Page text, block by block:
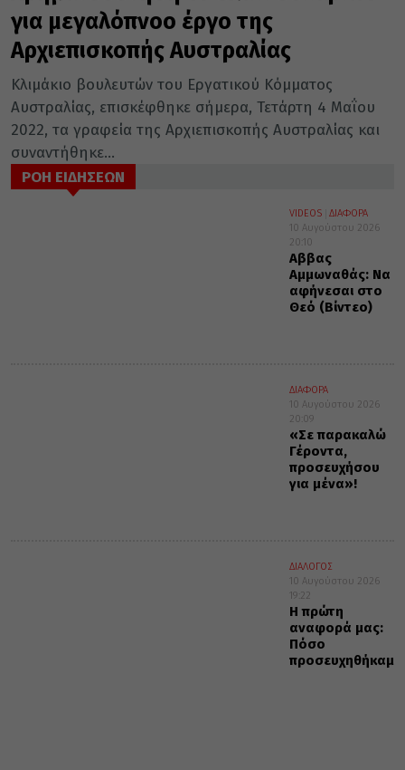
για μεγαλόπνοο έργο της
Αρχιεπισκοπής Αυστραλίας
Κλιμάκιο βουλευτών του Εργατικού Κόμματος
Αυστραλίας, επισκέφθηκε σήμερα, Τετάρτη 4 Μαΐου
2022, τα γραφεία της Αρχιεπισκοπής Αυστραλίας και
συναντήθηκε...
ΡΟΗ ΕΙΔΗΣΕΩΝ
VIDEOS
ΔΙΑΦΟΡΑ
10 Αυγούστου 2026
20:10
Αββας
Αμμωναθάς: Να
αφήνεσαι στο
Θεό (Βίντεο)
ΔΙΑΦΟΡΑ
10 Αυγούστου 2026
20:09
«Σε παρακαλώ
Γέροντα,
προσευχήσου
για μένα»!
ΔΙΑΛΟΓΟΣ
10 Αυγούστου 2026
19:22
Η πρώτη
αναφορά μας:
Πόσο
προσευχηθήκαμε